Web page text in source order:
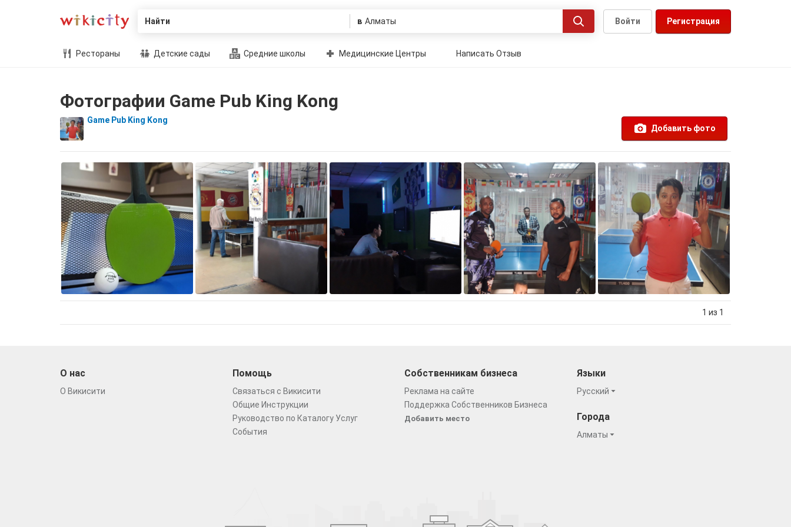
Найти в Регистрация
Войти
Рестораны Детские сады Средние школы Медицинские Центры Написать Отзыв
Фотографии Game Pub King Kong
Game Pub King Kong
Добавить фото
1 из 1
О нас
О Викисити
Помощь
Связаться с Викисити
Общие Инструкции
Руководство по Каталогу Услуг
События
Собственникам бизнеса
Реклама на сайте
Поддержка Собственников Бизнеса
Добавить место
Языки
Русский
Города
Алматы